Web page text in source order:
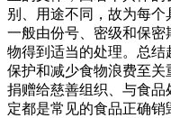
别、用途不同，故为每
一般由份号、密级和保
物得到适当的处理。总
保护和减少食物浪费至关
捐赠给慈善组织、与食
定都是常见的食品正确